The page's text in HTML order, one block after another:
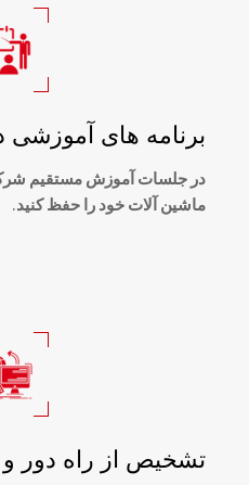
برنامه های
در جلسات آموزش مستقیم
ماشین آلات خود را حفظ کنید.
تشخیص از راه دور و